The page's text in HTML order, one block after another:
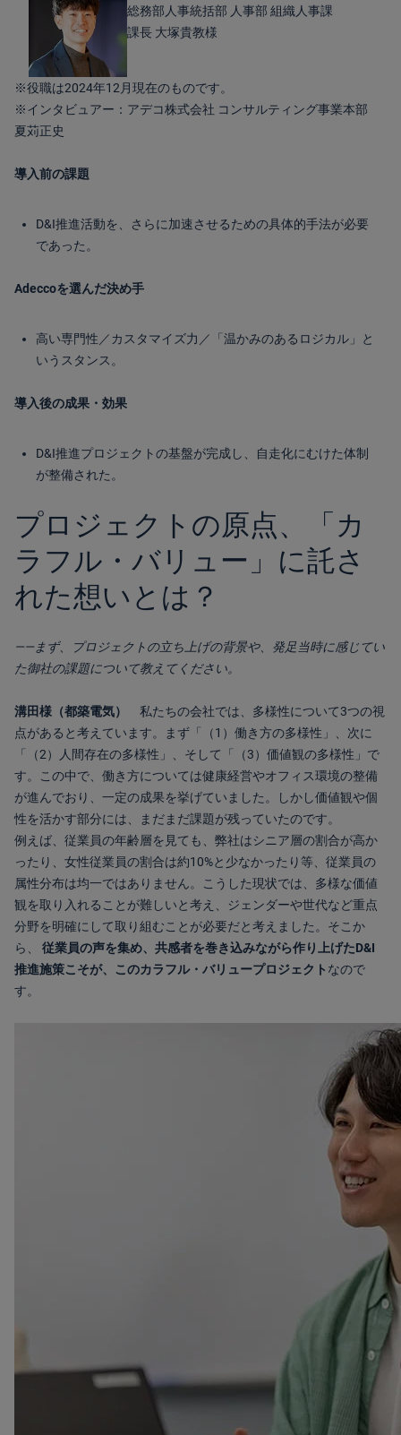
総務部人事統括部 人事部 組織人事課
課長 大塚貴教様
※役職は2024年12月現在のものです。
※インタビュアー：アデコ株式会社 コンサルティング事業本部
夏苅正史
導入前の課題
D&I推進活動を、さらに加速させるための具体的手法が必要
であった。
Adeccoを選んだ決め手
高い専門性／カスタマイズ力／「温かみのあるロジカル」と
いうスタンス。
導入後の成果・効果
D&I推進プロジェクトの基盤が完成し、自走化にむけた体制
が整備された。
プロジェクトの原点、「カ
ラフル・バリュー」に託さ
れた想いとは？
――まず、プロジェクトの立ち上げの背景や、発足当時に感じてい
た御社の課題について教えてください。
溝田様（都築電気）
私たちの会社では、多様性について3つの視
点があると考えています。
まず「（1）働き方の多様性」、次に
「（2）人間存在の多様性」、そして「（3）価値観の多様性」で
す。
この中で、働き方については健康経営やオフィス環境の整備
が進んでおり、一定の成果を挙げていました。しかし価値観や個
性を活かす部分には、まだまだ課題が残っていたのです。
例えば、従業員の年齢層を見ても、弊社はシニア層の割合が高か
ったり、女性従業員の割合は約10%と少なかったり等、従業員の
属性分布は均一ではありません。こうした現状では、多様な価値
観を取り入れることが難しいと考え、ジェンダーや世代など重点
分野を明確にして取り組むことが必要だと考えました。そこか
ら、
従業員の声を集め、共感者を巻き込みながら作り上げたD&I
推進施策こそが、このカラフル・バリュープロジェクト なので
す。